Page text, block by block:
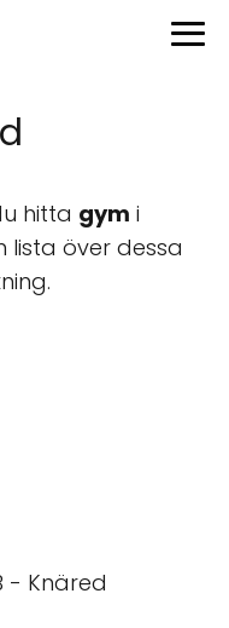
hitta gym i
lista över dessa
- Knäred